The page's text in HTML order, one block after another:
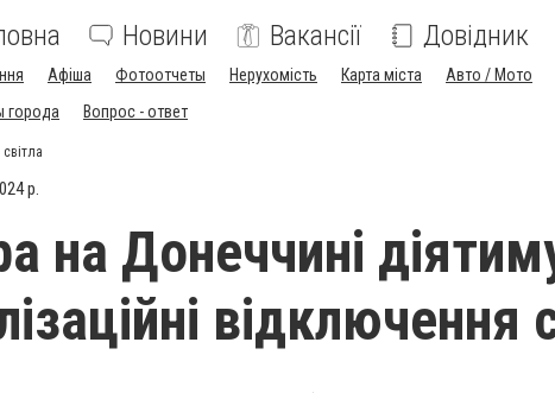
Новини Вакансії Довідник
Афіша Фотоотчеты Нерухомість Карта міста Авто / Мото
города
Вопрос - ответ
р.
на Донеччині
відключення